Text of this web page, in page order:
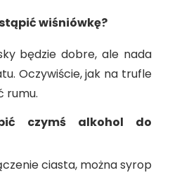
wiśniówkę?
będzie dobre, ale nada
Oczywiście, jak na trufle
rumu.
czymś alkohol do
ciasta, można syrop